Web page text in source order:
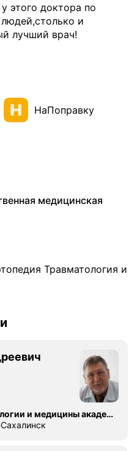
этого доктора по
и
лучший врач!
НаПоправку
Клиника лазерной косметологии и медицины академия эстетики